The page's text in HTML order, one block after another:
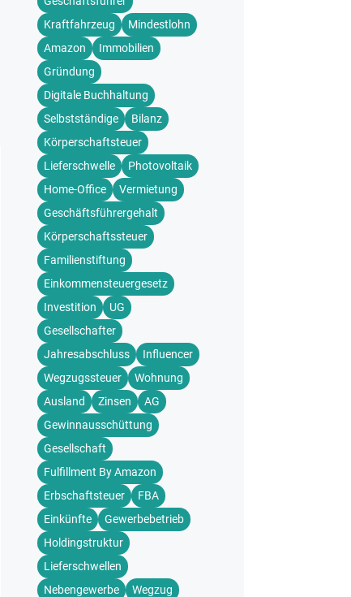
Kraftfahrzeug
Mindestlohn
Amazon
Immobilien
Gründung
Digitale Buchhaltung
Selbstständige
Bilanz
Körperschaftsteuer
Lieferschwelle
Photovoltaik
Home-Office
Vermietung
Geschäftsführergehalt
Körperschaftssteuer
Familienstiftung
Einkommensteuergesetz
Investition
UG
Gesellschafter
Jahresabschluss
Influencer
Wegzugssteuer
Wohnung
Ausland
Zinsen
AG
Gewinnausschüttung
Gesellschaft
Fulfillment By Amazon
Erbschaftsteuer
FBA
Einkünfte
Gewerbebetrieb
Holdingstruktur
Lieferschwellen
Nebengewerbe
Wegzug